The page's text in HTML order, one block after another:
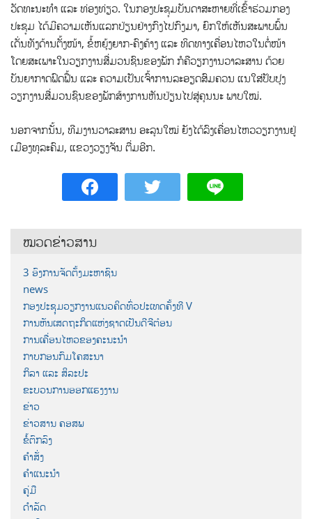
ວັດທະນະທຳ ແລະ ທ່ອງທ່ຽວ. ໃນກອງປະຊຸມບັນດາສະຫາຍທີ່ເຂົ້າຮ່ວມກອງ
ປະຊຸມ ໄດ້ມີຄວາມເຫັນແລກປ່ຽນຢ່າງກົງໄປກົງມາ, ຍົກໃຫ້ເຫັນສະພາບພົ້ນ
ເດັ່ນທັງດ້ານຕັ້ງໜ້າ, ຂໍ້ຫຍຸ້ງຍາກ-ຄົງຄ້າງ ແລະ ທິດທາງເຄື່ອນໄຫວໃນຕໍ່ໜ້າ
ໂດຍສະເພາະໃນວຽກງານສື່ມວນຊົນຂອງພັກ ກໍຄືວຽກງານວາລະສານ ດ້ວຍ
ບັນຍາກາດຟົດຟື້ນ ແລະ ຄວາມເປັນເຈົ້າການລະອຽດສົມຄວນ ແນໃສ່ປັບປຸງ
ວຽກງານສື່ມວນຊົນຂອງພັກສ້າງການຫັນປ່ຽນໄປສູ່ຄຸນນະ ພາບໃໝ່.
ນອກຈາກນັ້ນ, ທີມງານວາລະສານ ອະລຸນໃໝ່ ຍັງໄດ້ລົງເຄື່ອນໄຫວວຽກງານຢູ່
ເມືອງທຸລະຄົມ, ແຂວງວຽງຈັນ ຕື່ມອີກ.
ໝວດຂ່າວສານ
3 ອົງການຈັດຕັ້ງມະຫາຊົນ
news
ກອງປະຊຸມວຽກງານແນວຄິດທົ່ວປະເທດຄັ້ງທີ V
ການຫັນເສດຖະກິດແຫ່ງຊາດເປັນດີຈີຕ໋ອນ
ການເຄື່ອນໄຫວຂອງຄະນະນຳ
ກາບກອນກົມໂຄສະນາ
ກິລາ ແລະ ສິລະປະ
ຂະບວນການອອກແຮງງານ
ຂ່າວ
ຂ່າວສານ ຄອສພ
ຂໍ້ຕົກລົງ
ຄຳສັ່ງ
ຄຳແນະນຳ
ຄູ່ມື
ດຳລັດ